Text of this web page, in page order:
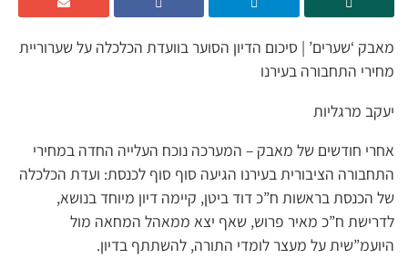
מאבק ‘שערים’ | סיכום הדיון הסוער בוועדת הכלכלה על שערוריית
מחירי התחבורה בעירנו
יעקב מרגליות
אחרי חודשים של מאבק – המערכה נוכח העלייה החדה במחירי
התחבורה הציבורית בעירנו הגיעה סוף סוף לכנסת: ועדת הכלכלה
של הכנסת בראשות ח”כ דוד ביטן, קיימה דיון מיוחד בנושא,
לדרישת ח”כ מאיר פרוש, שאף יצא ממאהל המחאה מול
היועמ”שית על מעצר לומדי התורה, להשתתף בדיון.